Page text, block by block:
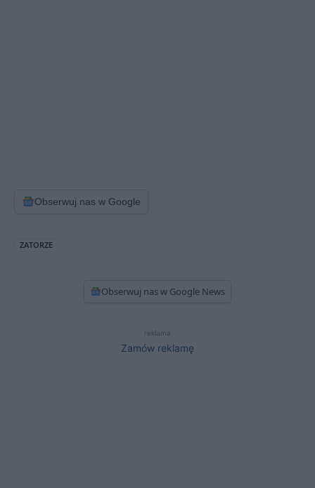
Obserwuj nas w Google
ZATORZE
Obserwuj nas w Google News
reklama
Zamów reklamę